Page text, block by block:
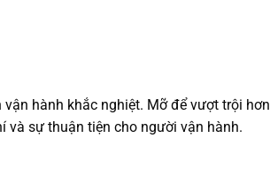
hành khắc nghiệt. Mỡ để vượt trội hơn
và sự thuận tiện cho người vận hành.